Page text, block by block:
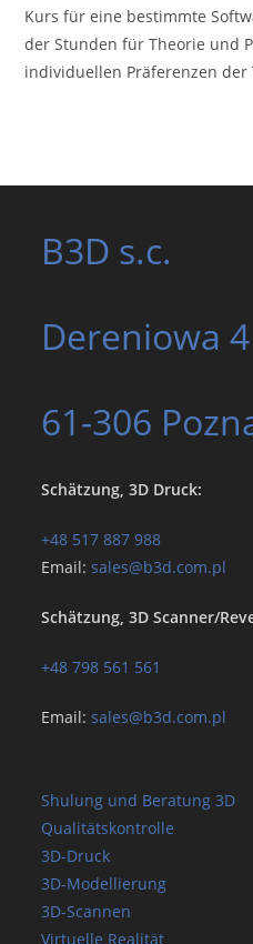
Kurs für eine bestimmte
der Stunden für Theorie und
individuellen Präferenzen der
B3D s.c.
Dereniowa 4
61-306
Schätzung, 3D Druck:
+48 517 887 988
Email:sales@b3d.com.pl
Schätzung, 3D Scanner/
+48 798 561 561
Email:sales@b3d.com.pl
Shulung und Beratung 3D
Qualitätskontrolle
3D-Druck
3D-Modellierung
3D-Scannen
Virtuelle Realität